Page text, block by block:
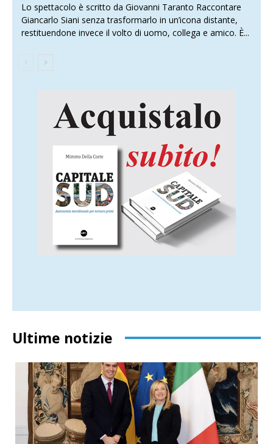
Lo spettacolo è scritto da Giovanni Taranto Raccontare
Giancarlo Siani senza trasformarlo in un’icona distante,
restituendone invece il volto di uomo, collega e amico. È...
Ultime notizie